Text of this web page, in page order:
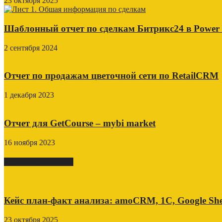
Шаблонный отчет по сделкам Битрикс24 в
2 сентября 2024
Отчет по продажам цветочной сети по RetailCRM
1 декабря 2023
Отчет для GetCourse – mybi market
16 ноября 2023
Кейс план-факт анализа: amoCRM, 1C, Google
23 октября 2025